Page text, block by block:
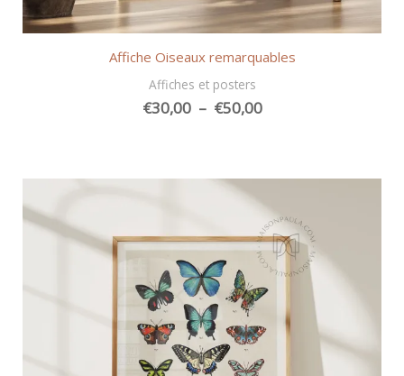
Affiche Oiseaux remarquables
Affiches et posters
€30,00 – €50,00Plage
€50,00